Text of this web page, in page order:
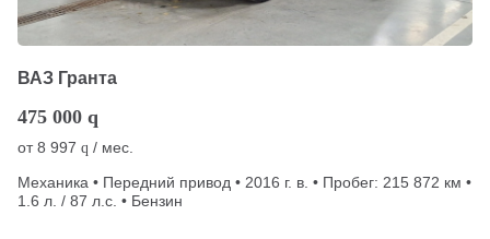
ВАЗ Гранта
475 000 q
от8 997 q / мес.
Механика • Передний привод • 2016 г. в. • Пробег: 215 872 км •
1.6 л. / 87 л.с. • Бензин